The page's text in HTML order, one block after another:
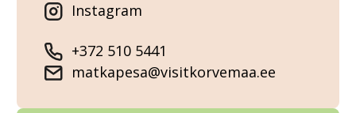
Instagram
+372 510 5441
matkapesa@visitkorvemaa.ee